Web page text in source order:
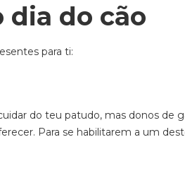
dia do cão
para ti:
do teu patudo, mas donos
Para se habilitarem a um